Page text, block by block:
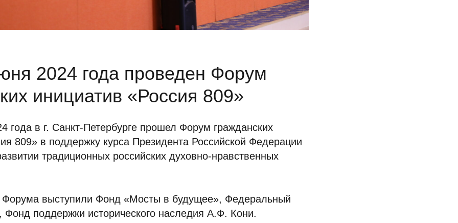
2024 года проведен Форум
инициатив «Россия 809»
года в г. Санкт-Петербурге прошел Форум гражданских
809» в поддержку курса Президента Российской Федерации
традиционных российских духовно-нравственных
Форума выступили Фонд «Мосты в будущее», Федеральный
поддержки исторического наследия А.Ф. Кони.